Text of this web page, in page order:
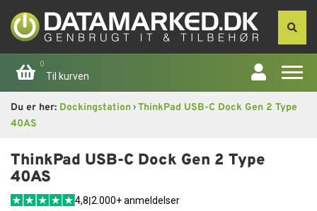
0
Til kurven
Forside
Apple
Du er her: Dockingstation›ThinkPad USB-C Dock Gen 2 Type
40AS
ThinkPad USB-C Dock Gen 2 Type
40AS
4,8|2.000+ anmeldelser